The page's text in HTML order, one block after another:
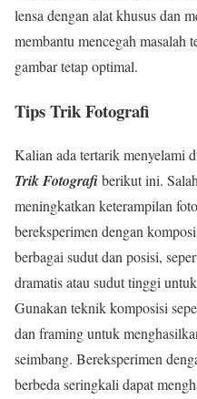
lensa dengan alat khusus dan
membantu mencegah masalah
gambar tetap optimal.
Tips Trik Fotografi
Kalian ada tertarik menyelami
Trik Fotografi berikut ini.
meningkatkan keterampilan
bereksperimen dengan
berbagai sudut dan posisi,
dramatis atau sudut tinggi
Gunakan teknik komposisi
dan framing untuk
seimbang. Bereksperimen
berbeda seringkali dapat